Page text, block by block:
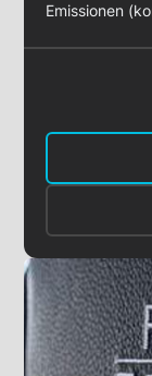
Emissionen